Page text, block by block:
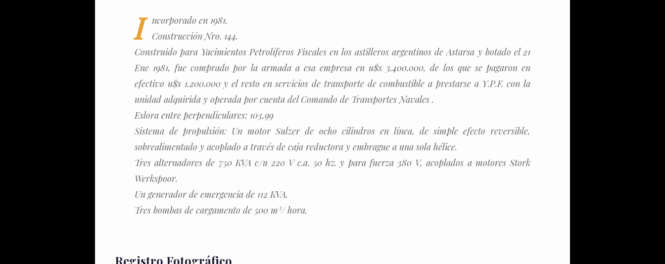
I
ncorporado en 1981.
Construcción Nro. 144.
Construido para Yacimientos Petrolíferos Fiscales en los astilleros argentinos de Astarsa y botado el 21
Ene 1981, fue comprado por la armada a esa empresa en u$s 3.400.000, de los que se pagaron en
efectivo u$s 1.200.000 y el resto en servicios de transporte de combustible a prestarse a Y.P.F. con la
unidad adquirida y operada por cuenta del Comando de Transportes Navales .
Eslora entre perpendiculares: 103,99
Sistema de propulsión: Un motor Sulzer de ocho cilindros en línea, de simple efecto reversible,
sobrealimentado y acoplado a través de caja reductora y embrague a una sola hélice.
Tres alternadores de 750 KVA c/u 220 V c.a. 50 hz. y para fuerza 380 V, acoplados a motores Stork
Werkspoor.
Un generador de emergencia de 112 KVA.
Tres bombas de cargamento de 500 m³/ hora.
Registro Fotográfico